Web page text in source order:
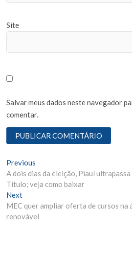
Site
Salvar meus dados neste navegador
comentar.
N
a
v
e
Previous
r
e
i
o
A dois dias da eleição, Piauí
Título; veja como baixar
Next
e
x
MEC quer ampliar oferta de cursos na
renovável